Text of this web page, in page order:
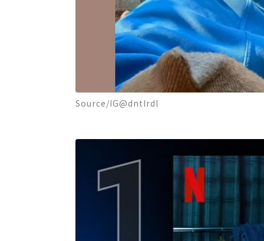
Source/IG@dntlrdl